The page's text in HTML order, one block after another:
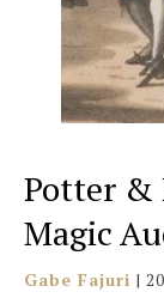
Potter &
Magic
Gabe Fajuri |